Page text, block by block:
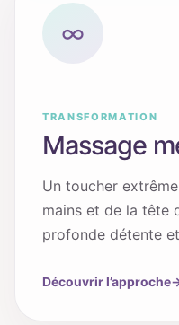
∞
TRANSFORMATION
Massage
Un toucher
mains et de la tête
profonde détente
Découvrir l’approche